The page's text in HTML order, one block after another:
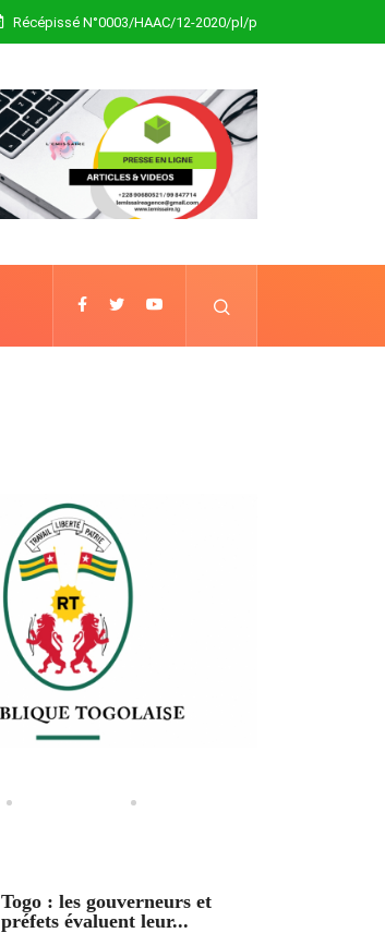
Récépissé N°0003/HAAC/12-2020/pl/p
Togo : les gouverneurs et
préfets évaluent leur...